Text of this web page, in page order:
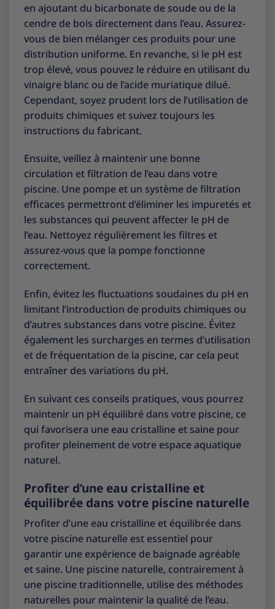
en ajoutant du bicarbonate de soude ou de la
cendre de bois directement dans l’eau. Assurez-
vous de bien mélanger ces produits pour une
distribution uniforme. En revanche, si le pH est
trop élevé, vous pouvez le réduire en utilisant du
vinaigre blanc ou de l’acide muriatique dilué.
Cependant, soyez prudent lors de l’utilisation de
produits chimiques et suivez toujours les
instructions du fabricant.
Ensuite, veillez à maintenir une bonne
circulation et filtration de l’eau dans votre
piscine. Une pompe et un système de filtration
efficaces permettront d’éliminer les impuretés et
les substances qui peuvent affecter le pH de
l’eau. Nettoyez régulièrement les filtres et
assurez-vous que la pompe fonctionne
correctement.
Enfin, évitez les fluctuations soudaines du pH en
limitant l’introduction de produits chimiques ou
d’autres substances dans votre piscine. Évitez
également les surcharges en termes d’utilisation
et de fréquentation de la piscine, car cela peut
entraîner des variations du pH.
En suivant ces conseils pratiques, vous pourrez
maintenir un pH équilibré dans votre piscine, ce
qui favorisera une eau cristalline et saine pour
profiter pleinement de votre espace aquatique
naturel.
Profiter d’une eau cristalline et
équilibrée dans votre piscine naturelle
Profiter d’une eau cristalline et équilibrée dans
votre piscine naturelle est essentiel pour
garantir une expérience de baignade agréable
et saine. Une piscine naturelle, contrairement à
une piscine traditionnelle, utilise des méthodes
naturelles pour maintenir la qualité de l’eau.